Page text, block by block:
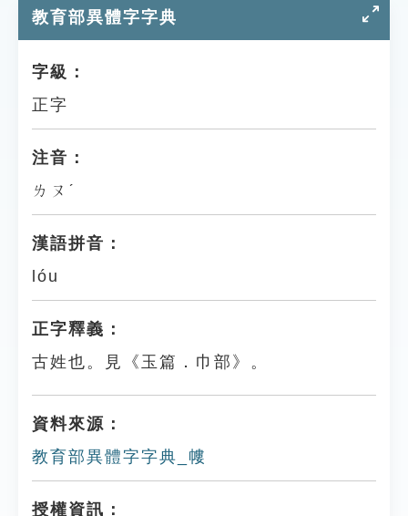
貓頭鷹博士
教育部異體字字典
字級：
正字
注音：
ㄌㄡˊ
漢語拼音：
lóu
正字釋義：
古姓也。見《玉篇．巾部》。
資料來源：
教育部異體字字典_㡞
授權資訊：